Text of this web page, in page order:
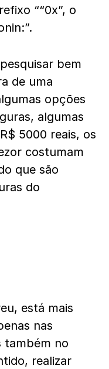
““0x”, o
bem
de uma
opções
algumas
5000 reais, os
costumam
que são
do
está mais
nas
também no
realizar